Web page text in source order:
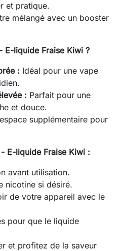
et pratique.
mélangé avec un booster
E-liquide Fraise Kiwi ?
: Idéal pour une vape
: Parfait pour une
et douce.
supplémentaire pour
E-liquide Fraise Kiwi :
avant utilisation.
nicotine si désiré.
de votre appareil avec le
pour que le liquide
et profitez de la saveur